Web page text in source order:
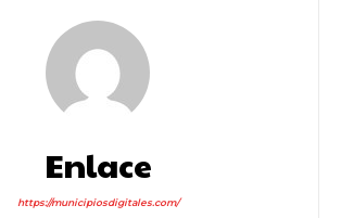
Enlace
https://municipiosdigitales.com/